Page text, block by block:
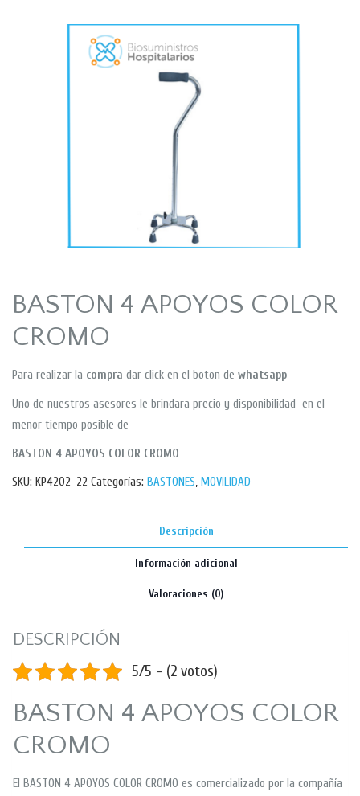
BASTON 4 APOYOS COLOR
CROMO
Para realizar la compra dar click en el boton de whatsapp
Uno de nuestros asesores le brindara precio y disponibilidad en el
menor tiempo posible de
BASTON 4 APOYOS COLOR CROMO
SKU: KP4202-22 Categorías: BASTONES, MOVILIDAD
Descripción
Información adicional
Valoraciones (0)
DESCRIPCIÓN
5/5 - (2 votos)
BASTON 4 APOYOS COLOR
CROMO
El BASTON 4 APOYOS COLOR CROMO es comercializado por la compañía